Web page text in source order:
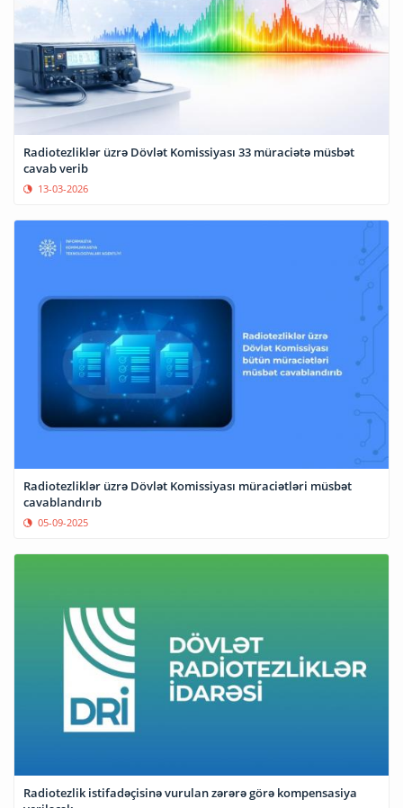
Radiotezliklər üzrə Dövlət Komissiyası 33 müraciətə müsbət
cavab verib
13-03-2026
Radiotezliklər üzrə Dövlət Komissiyası müraciətləri müsbət
cavablandırıb
05-09-2025
Radiotezlik istifadəçisinə vurulan zərərə görə kompensasiya